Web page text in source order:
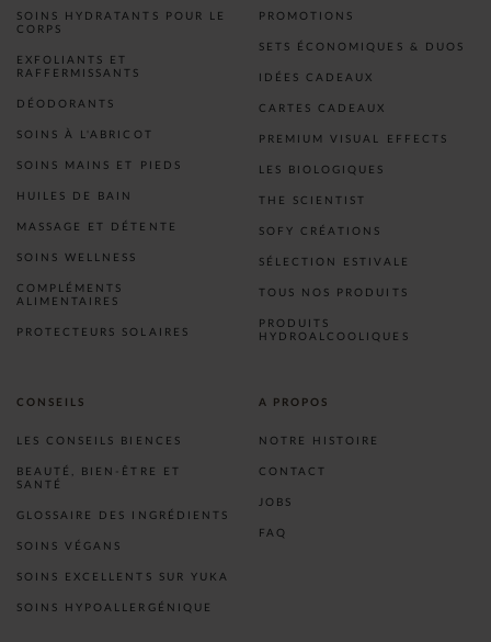
SOINS HYDRATANTS POUR LE
CORPS
EXFOLIANTS ET
RAFFERMISSANTS
DÉODORANTS
SOINS À L'ABRICOT
SOINS MAINS ET PIEDS
HUILES DE BAIN
MASSAGE ET DÉTENTE
SOINS WELLNESS
COMPLÉMENTS
ALIMENTAIRES
PROTECTEURS SOLAIRES
PROMOTIONS
SETS ÉCONOMIQUES & DUOS
IDÉES CADEAUX
CARTES CADEAUX
PREMIUM VISUAL EFFECTS
LES BIOLOGIQUES
THE SCIENTIST
SOFY CRÉATIONS
SÉLECTION ESTIVALE
TOUS NOS PRODUITS
PRODUITS
HYDROALCOOLIQUES
CONSEILS
LES CONSEILS BIENCES
BEAUTÉ, BIEN-ÊTRE ET
SANTÉ
GLOSSAIRE DES INGRÉDIENTS
SOINS VÉGANS
SOINS EXCELLENTS SUR YUKA
SOINS HYPOALLERGÉNIQUE
A PROPOS
NOTRE HISTOIRE
CONTACT
JOBS
FAQ